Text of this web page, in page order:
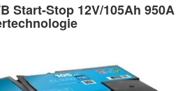
Start-Stop 12V/105Ah 950A